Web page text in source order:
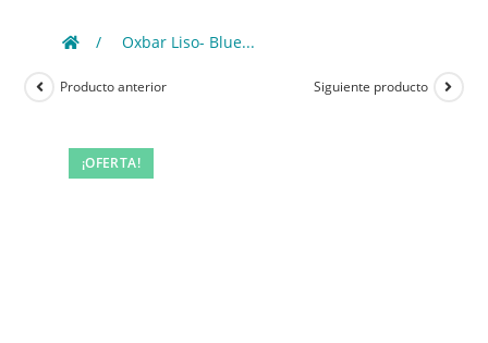
/ Oxbar Liso- Blue...
¡OFERTA!
Producto anterior Siguiente producto